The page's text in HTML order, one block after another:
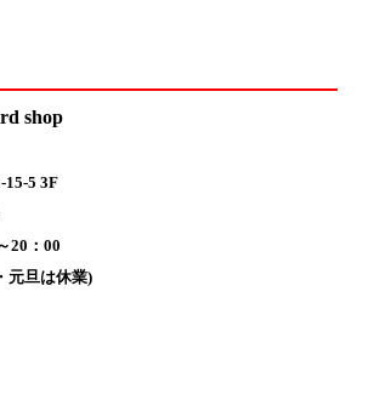
shop
15-5 3F
20：00
元旦は休業)